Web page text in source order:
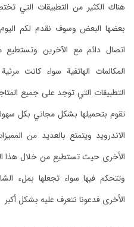
هناك الكثير من التطبيقات التي
بعضها البعض وسوف نقدم لكم
اتصال دائم مع الآخرين
المكالمات الهاتفية سواء كانت
التطبيقات التي توجد على جميع
تقوم بتحميلها بشكل مجاني بكل
الاندرويد ويتمتع بالعديد من
الأخرى حيث تستطيع من خلال هذا
وتتحكم فيها سواء تجعلها بملء
الأخرى فدعونا نتعرف عليه بشكل أكبر